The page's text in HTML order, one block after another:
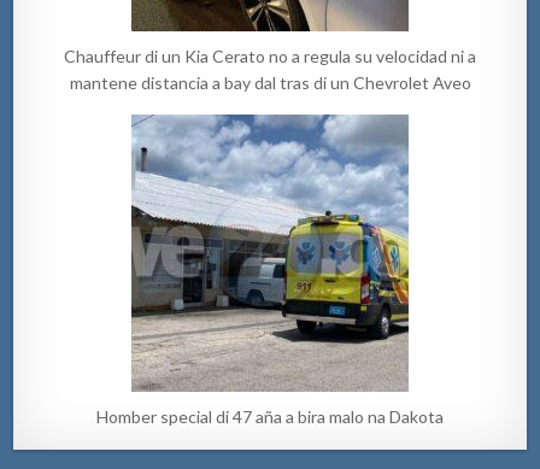
Chauffeur di un Kia Cerato no a regula su velocidad ni a
mantene distancia a bay dal tras di un Chevrolet Aveo
Homber special di 47 aña a bira malo na Dakota